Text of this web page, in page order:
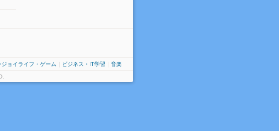
ジョイライフ・ゲーム ｜ ビジネス・IT学習 ｜ 音楽